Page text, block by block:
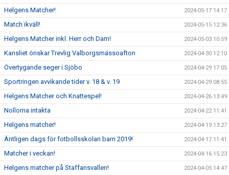
Helgens Matcher! 2024-05-17 14:17
Match ikväll! 2024-05-15 12:36
Helgens Matcher inkl. Herr och Dam! 2024-05-03 10:59
Kansliet önskar Trevlig Valborgsmässoafton 2024-04-30 12:10
Övertygande seger i Sjöbo 2024-04-29 17:05
Sportringen avvikande tider v. 18 & v. 19 2024-04-29 08:55
Helgens Matcher och Knattespel! 2024-04-26 13:49
Nollorna intakta 2024-04-22 11:41
Helgens matcher! 2024-04-19 13:27
Äntligen dags för fotbollsskolan barn 2019! 2024-04-17 11:41
Matcher i veckan! 2024-04-16 15:23
Helgens matcher på Staffansvallen! 2024-04-05 14:47